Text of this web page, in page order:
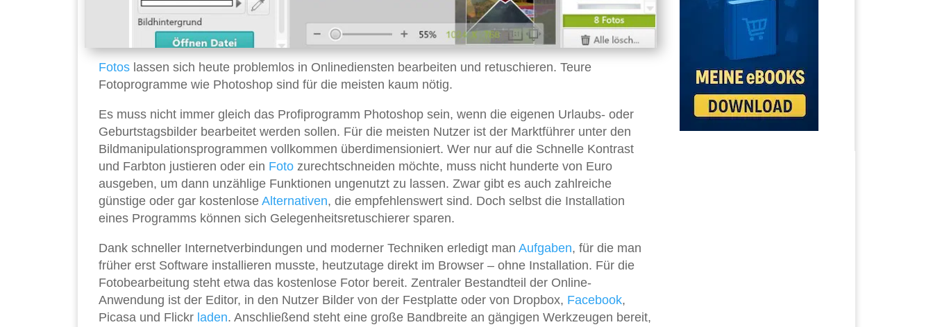
Fotos lassen sich heute problemlos in Onlinediensten bearbeiten und retuschieren. Teure
Fotoprogramme wie Photoshop sind für die meisten kaum nötig.
Es muss nicht immer gleich das Profiprogramm Photoshop sein, wenn die eigenen Urlaubs- oder
Geburtstagsbilder bearbeitet werden sollen. Für die meisten Nutzer ist der Marktführer unter den
Bildmanipulationsprogrammen vollkommen überdimensioniert. Wer nur auf die Schnelle Kontrast
und Farbton justieren oder ein Foto zurechtschneiden möchte, muss nicht hunderte von Euro
ausgeben, um dann unzählige Funktionen ungenutzt zu lassen. Zwar gibt es auch zahlreiche
günstige oder gar kostenlose Alternativen, die empfehlenswert sind. Doch selbst die Installation
eines Programms können sich Gelegenheitsretuschierer sparen.
Dank schneller Internetverbindungen und moderner Techniken erledigt man Aufgaben, für die man
früher erst Software installieren musste, heutzutage direkt im Browser – ohne Installation. Für die
Fotobearbeitung steht etwa das kostenlose Fotor bereit. Zentraler Bestandteil der Online-
Anwendung ist der Editor, in den Nutzer Bilder von der Festplatte oder von Dropbox, Facebook,
Picasa und Flickr laden. Anschließend steht eine große Bandbreite an gängigen Werkzeugen bereit,